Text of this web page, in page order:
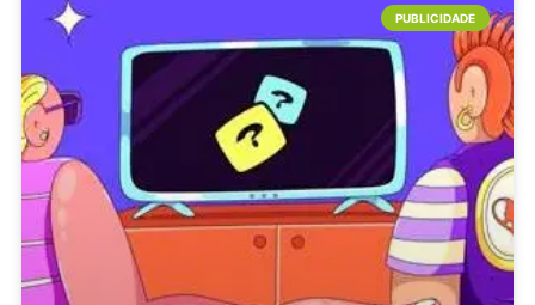
PUBLICIDADE